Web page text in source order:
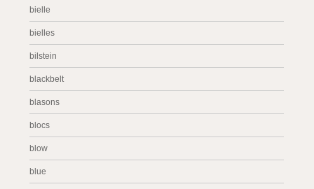
bielle
bielles
bilstein
blackbelt
blasons
blocs
blow
blue